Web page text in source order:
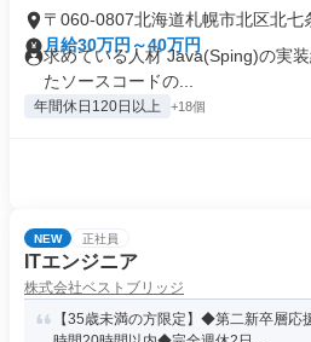
〒060-0807北海道札幌市北区北七
月給30万円～40万円
求めている人材 Java(Sping)の実
たソースコードの...
年間休日120日以上 +18個
NEW 正社員
ITエンジニア
株式会社ベストブリッジ
【35歳未満の方限定】◆第二新卒層